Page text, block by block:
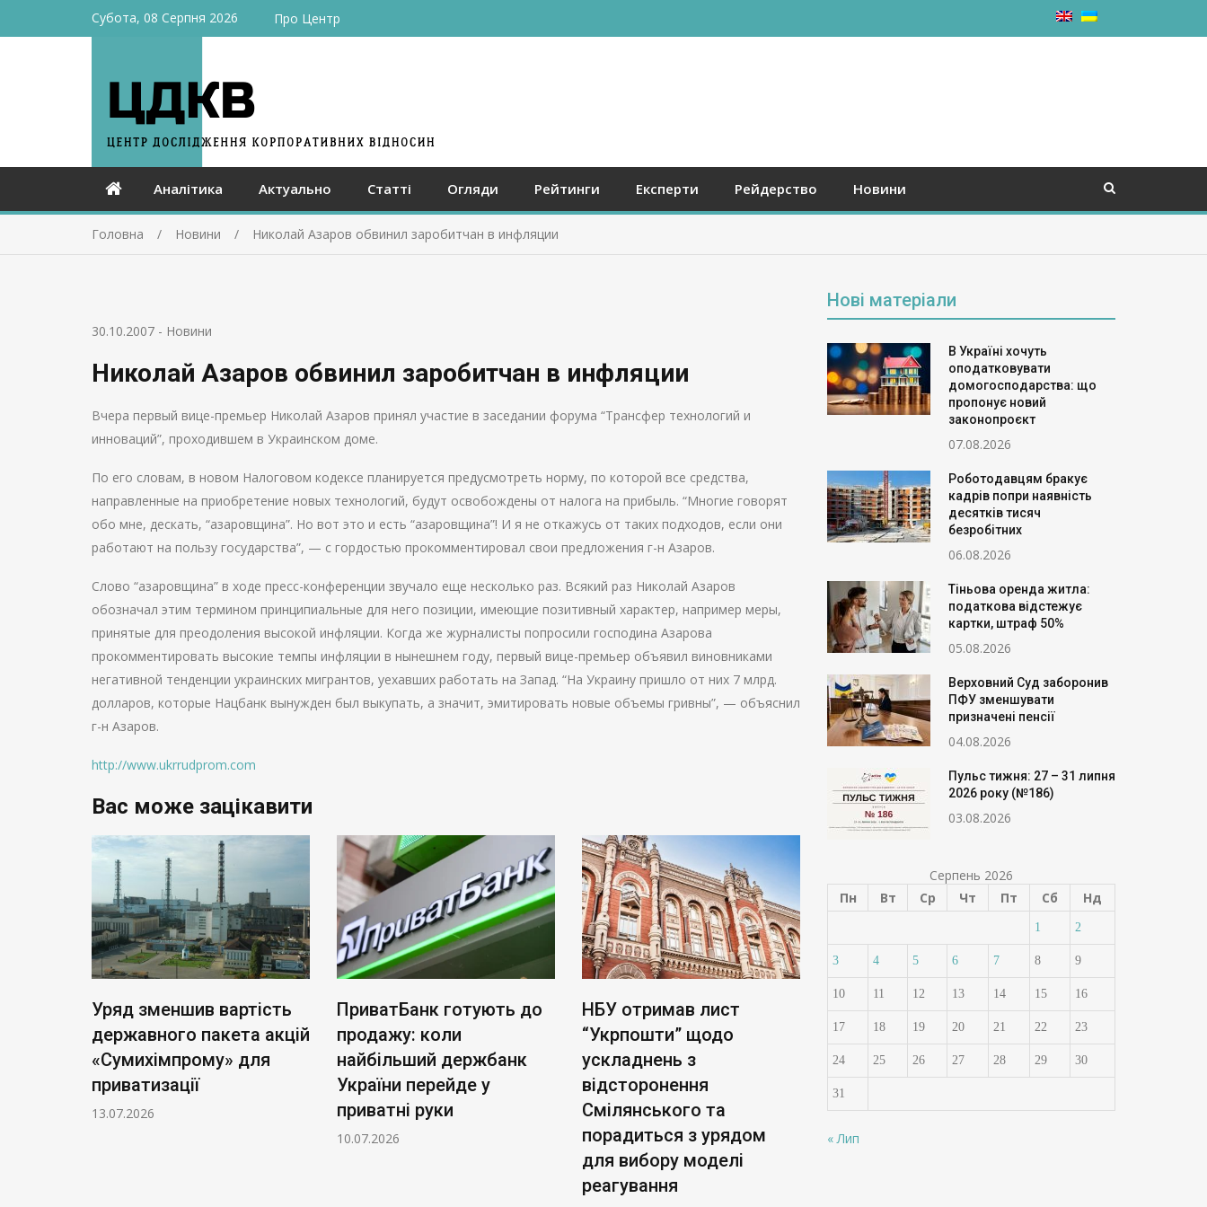
Субота, 08 Серпня 2026 Про Центр
Аналітика Актуально Статті Огляди Рейтинги Експерти Рейдерство Новини
Головна Новини Николай Азаров обвинил заробитчан в инфляции
30.10.2007 - Новини
Николай Азаров обвинил заробитчан в инфляции
Вчера первый вице-премьер Николай Азаров принял участие в заседании форума “Трансфер технологий и
инноваций”, проходившем в Украинском доме.
По его словам, в новом Налоговом кодексе планируется предусмотреть норму, по которой все средства,
направленные на приобретение новых технологий, будут освобождены от налога на прибыль. “Многие говорят
обо мне, дескать, “азаровщина”. Но вот это и есть “азаровщина”! И я не откажусь от таких подходов, если они
работают на пользу государства”, — с гордостью прокомментировал свои предложения г-н Азаров.
Слово “азаровщина” в ходе пресс-конференции звучало еще несколько раз. Всякий раз Николай Азаров
обозначал этим термином принципиальные для него позиции, имеющие позитивный характер, например меры,
принятые для преодоления высокой инфляции. Когда же журналисты попросили господина Азарова
прокомментировать высокие темпы инфляции в нынешнем году, первый вице-премьер объявил виновниками
негативной тенденции украинских мигрантов, уехавших работать на Запад. “На Украину пришло от них 7 млрд.
долларов, которые Нацбанк вынужден был выкупать, а значит, эмитировать новые объемы гривны”, — объяснил
г-н Азаров.
http://www.ukrrudprom.com
Вас може зацікавити
Уряд зменшив вартість
державного пакета акцій
«Сумихімпрому» для
приватизації
13.07.2026
ПриватБанк готують до
продажу: коли
найбільший держбанк
України перейде у
приватні руки
10.07.2026
НБУ отримав лист
“Укрпошти” щодо
ускладнень з
відсторонення
Смілянського та
порадиться з урядом
для вибору моделі
реагування
Банки посилюють
контроль: кому уріжуть
ліміти на перекази вже з
серпня
02.07.2026
Українцям
платіжки за
може зрости
Нові матеріали
В Україні хочуть
оподатковувати
домогосподарства: що
пропонує новий
законопроєкт
07.08.2026
Роботодавцям бракує
кадрів попри наявність
десятків тисяч
безробітних
06.08.2026
Тіньова оренда житла:
податкова відстежує
картки, штраф 50%
05.08.2026
Верховний Суд заборонив
ПФУ зменшувати
призначені пенсії
04.08.2026
Пульс тижня: 27 – 31 липня
2026 року (№186)
03.08.2026
Серпень 2026
Пн
Вт Ср Чт Пт Сб Нд
1 2
3 4 5 6 7 8 9
10 11 12 13 14 15 16
17 18 19 20 21 22 23
24 25 26 27 28 29 30
31
« Лип